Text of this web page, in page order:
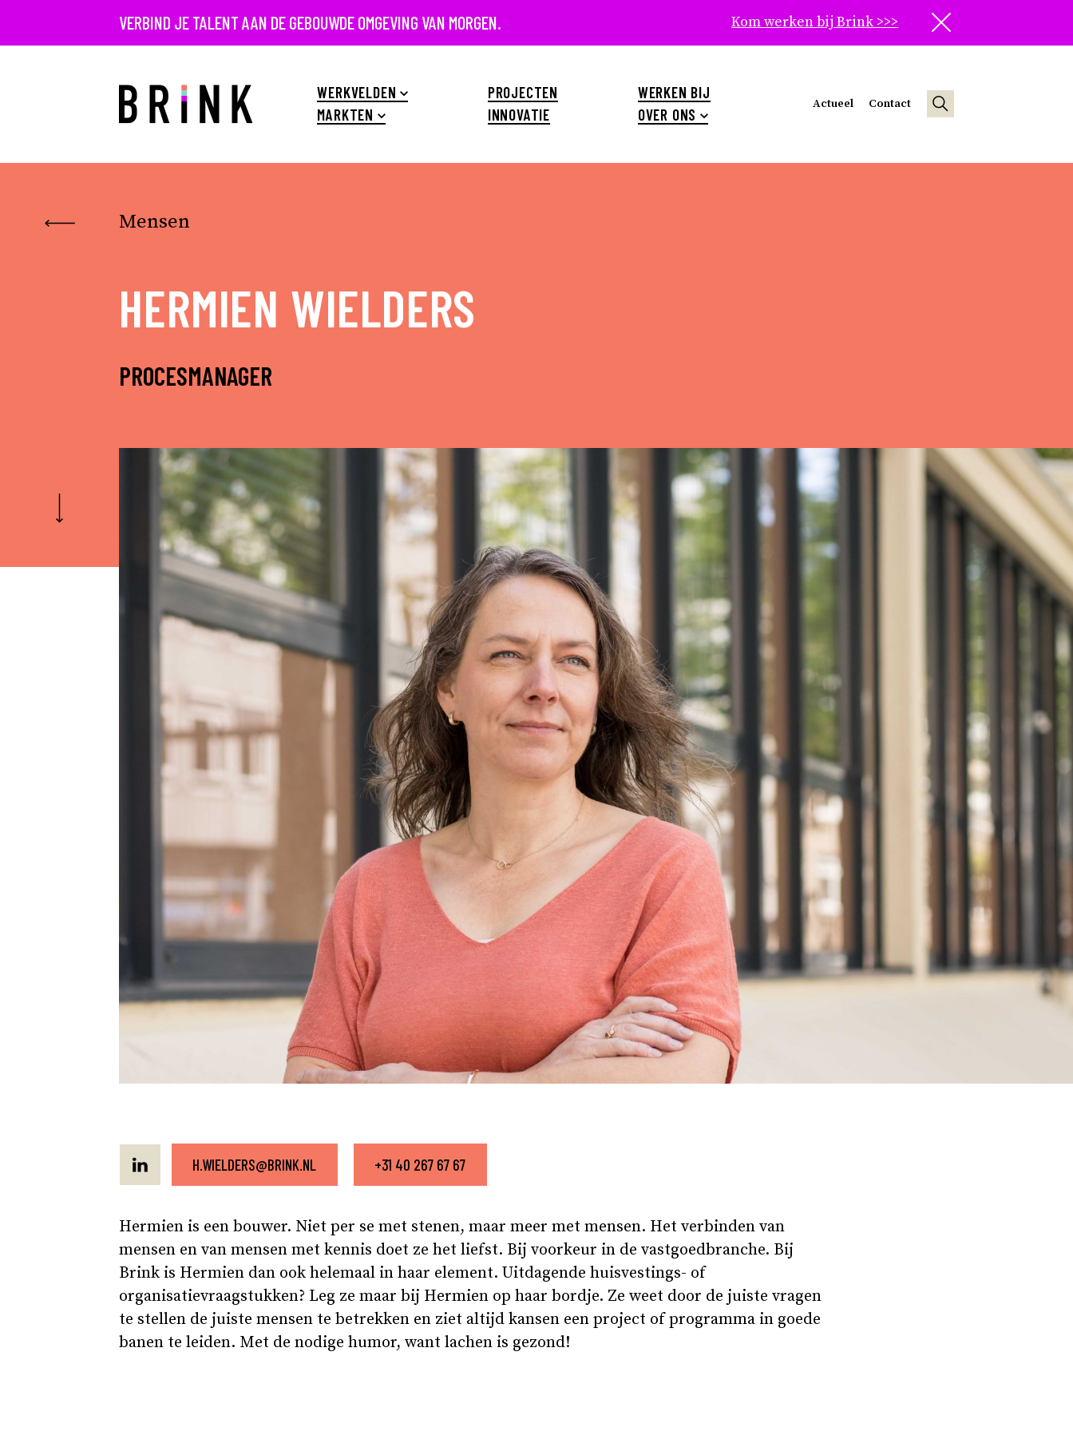
VERBIND JE TALENT AAN DE GEBOUWDE OMGEVING VAN MORGEN. Kom werken bij Brink >>> Sluit
WERKVELDEN
MARKTEN
PROJECTEN
INNOVATIE
WERKEN BIJ
OVER ONS
Actueel Contact
Mensen
HERMIEN WIELDERS
PROCESMANAGER
H.WIELDERS@BRINK.NL +31 40 267 67 67
Hermien is een bouwer. Niet per se met stenen, maar meer met mensen. Het verbinden van
mensen en van mensen met kennis doet ze het liefst. Bij voorkeur in de vastgoedbranche. Bij
Brink is Hermien dan ook helemaal in haar element. Uitdagende huisvestings- of
organisatievraagstukken? Leg ze maar bij Hermien op haar bordje. Ze weet door de juiste vragen
te stellen de juiste mensen te betrekken en ziet altijd kansen een project of programma in goede
banen te leiden. Met de nodige humor, want lachen is gezond!